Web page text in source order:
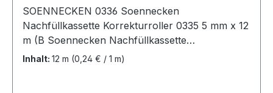
SOENNECKEN 0336 Soennecken
Nachfüllkassette Korrekturroller 0335 5 mm x 12
m (B Soennecken Nachfüllkassette
Korrekturroller 0335 5 mm x 12 m (B x L)
Inhalt: 12 m (0,24 € / 1 m)